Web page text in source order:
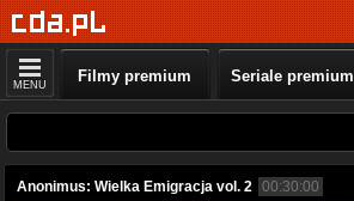
MENU Filmy premium Seriale premium
Anonimus: Wielka Emigracja vol. 2 00:30:00